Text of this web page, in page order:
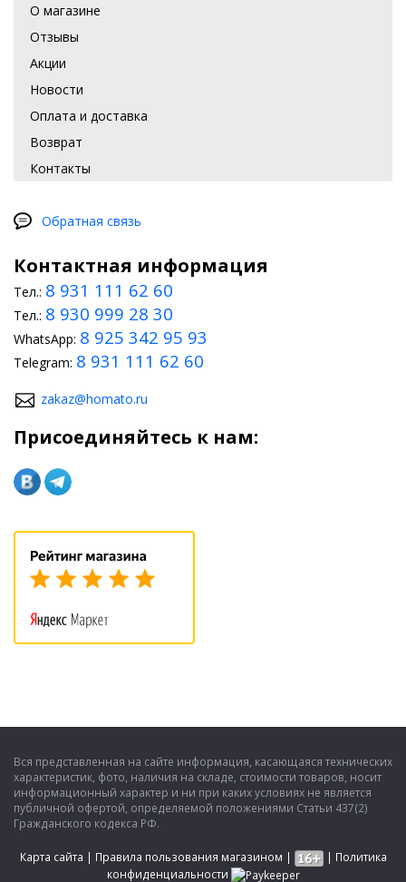
О магазине
Отзывы
Акции
Новости
Оплата и доставка
Возврат
Контакты
Обратная связь
Контактная информация
Тел.: 8 931 111 62 60
Тел.: 8 930 999 28 30
WhatsApp: 8 925 342 95 93
Telegram: 8 931 111 62 60
zakaz@homato.ru
Присоединяйтесь к нам:
Вся представленная на сайте информация, касающаяся технических
характеристик, фото, наличия на складе, стоимости товаров, носит
информационный характер и ни при каких условиях не является
публичной офертой, определяемой положениями Статьи 437(2)
Гражданского кодекса РФ.
Карта сайта | Правила пользования магазином | | Политика
конфиденциальности